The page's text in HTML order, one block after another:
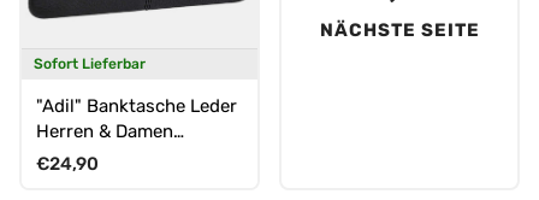
Sofort Lieferbar
"Adil" Banktasche Leder
Herren & Damen
Geldtasche Echtleder
Normaler Preis
€24,90
NÄCHSTE SEITE